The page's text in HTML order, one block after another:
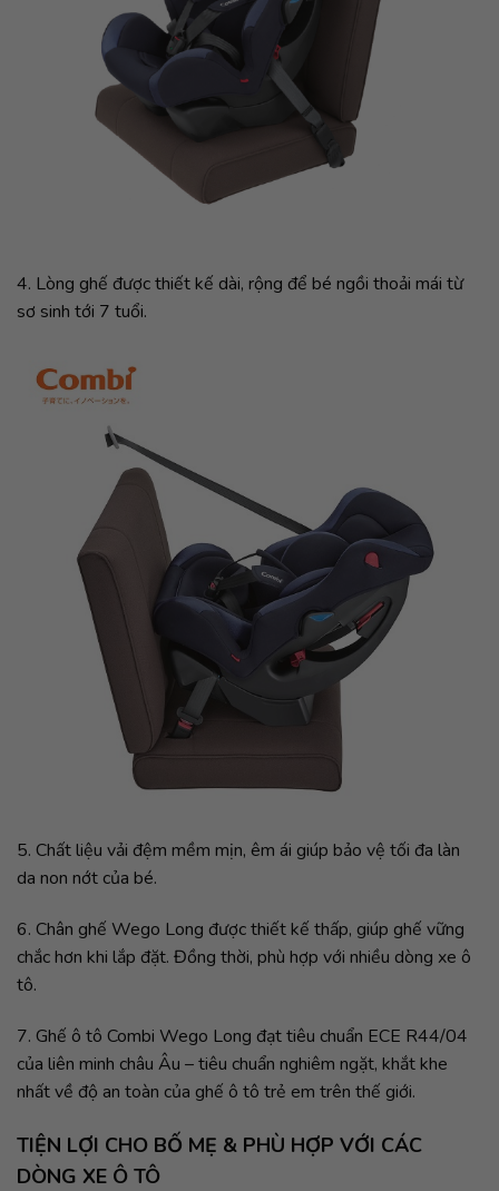
4. Lòng ghế được thiết kế dài, rộng để bé ngồi thoải mái từ
sơ sinh tới 7 tuổi.
5. Chất liệu vải đệm mềm mịn, êm ái giúp bảo vệ tối đa làn
da non nớt của bé.
6. Chân ghế Wego Long được thiết kế thấp, giúp ghế vững
chắc hơn khi lắp đặt. Đồng thời, phù hợp với nhiều dòng xe ô
tô.
7. Ghế ô tô Combi Wego Long đạt tiêu chuẩn ECE R44/04
của liên minh châu Âu – tiêu chuẩn nghiêm ngặt, khắt khe
nhất về độ an toàn của ghế ô tô trẻ em trên thế giới.
TIỆN LỢI CHO BỐ MẸ & PHÙ HỢP VỚI CÁC
DÒNG XE Ô TÔ